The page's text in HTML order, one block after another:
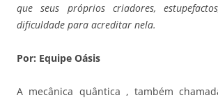
que seus próprios criadores,
dificuldade para acreditar nela.
Por: Equipe Oásis
A mecânica quântica , também